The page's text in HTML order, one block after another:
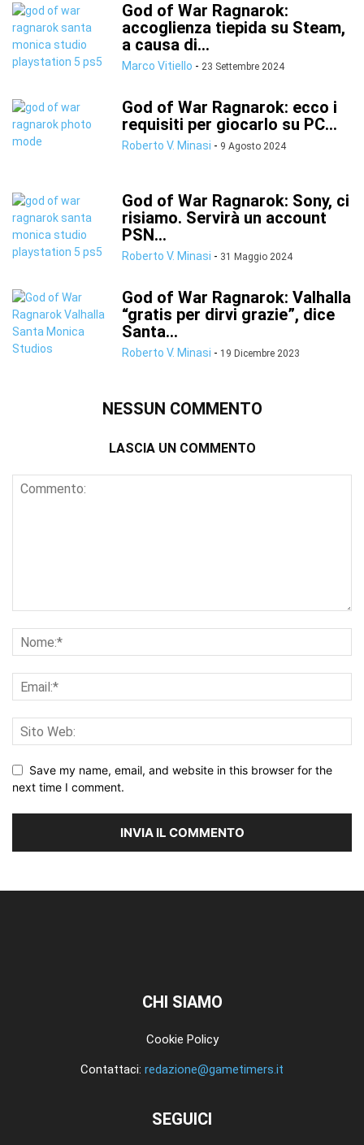
God of War Ragnarok:
accoglienza tiepida su Steam,
a causa di...
Marco Vitiello - 23 Settembre 2024
God of War Ragnarok: ecco i
requisiti per giocarlo su PC...
Roberto V. Minasi - 9 Agosto 2024
God of War Ragnarok: Sony, ci
risiamo. Servirà un account
PSN...
Roberto V. Minasi - 31 Maggio 2024
God of War Ragnarok: Valhalla
“gratis per dirvi grazie”, dice
Santa...
Roberto V. Minasi - 19 Dicembre 2023
NESSUN COMMENTO
LASCIA UN COMMENTO
Save my name, email, and website in this browser for the
next time I comment.
CHI SIAMO
Cookie Policy
Contattaci: redazione@gametimers.it
SEGUICI